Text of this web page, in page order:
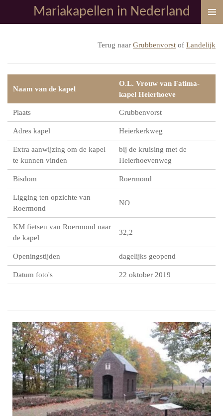
direct
Mariakapellen in Nederland
Terug naar Grubbenvorst of Landelijk
Naam van de kapel
O.L. Vrouw van Fatima-
kapel Heierhoeve
Plaats Grubbenvorst
Adres kapel Heierkerkweg
Extra aanwijzing om de kapel
te kunnen vinden
bij de kruising met de
Heierhoevenweg
Bisdom Roermond
Ligging ten opzichte van
Roermond
NO
KM fietsen van Roermond naar
de kapel
32,2
Openingstijden dagelijks geopend
Datum foto's 22 oktober 2019